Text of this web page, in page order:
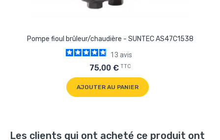
Pompe fioul brûleur/chaudière - SUNTEC AS47C1538
13 avis
75,00 € TTC
AJOUTER AU PANIER
Les clients qui ont acheté ce produit ont